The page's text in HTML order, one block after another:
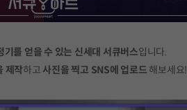
를 얻을 수 있는 신세대 서큐버스입니다.
제작하고 사진을 찍고 SNS에 업로드 해보세요!